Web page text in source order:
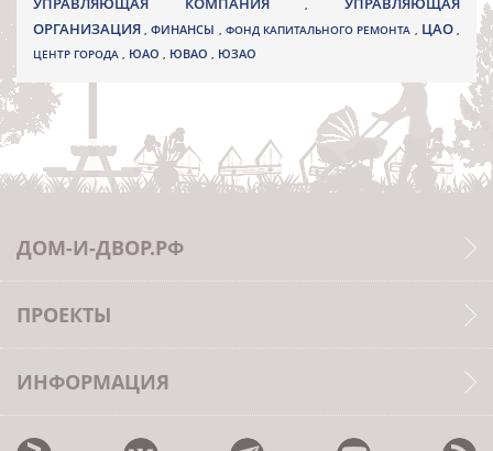
,
ОРГАНИЗАЦИЯ,ФИНАНСЫ , ФОНД КАПИТАЛЬНОГО РЕМОНТА , ЦАО,
ЦЕНТР ГОРОДА , ЮАО , ЮВАО , ЮЗАО
ДОМ-И-ДВОР.РФ
ПРОЕКТЫ
ИНФОРМАЦИЯ